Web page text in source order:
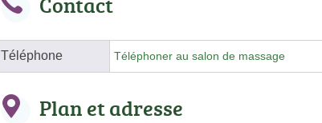
Téléphone Téléphoner au salon de massage
Plan et adresse